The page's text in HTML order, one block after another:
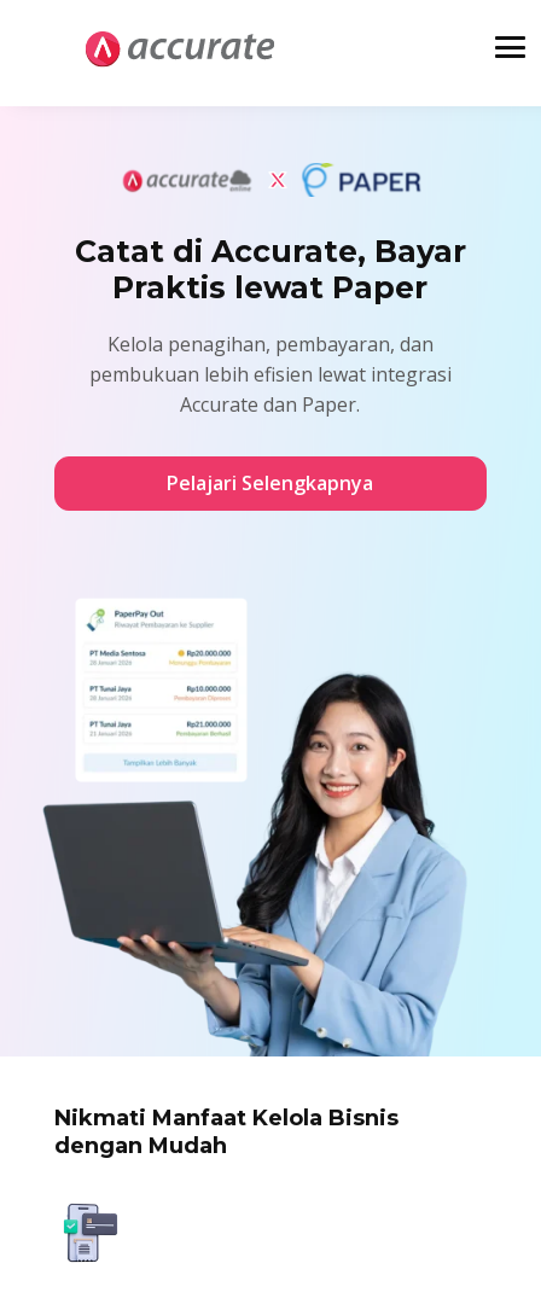
Catat di Accurate, Bayar
Praktis lewat Paper
Kelola penagihan, pembayaran, dan
pembukuan lebih efisien lewat integrasi
Accurate dan Paper.
Pelajari Selengkapnya
Nikmati Manfaat Kelola Bisnis
dengan Mudah